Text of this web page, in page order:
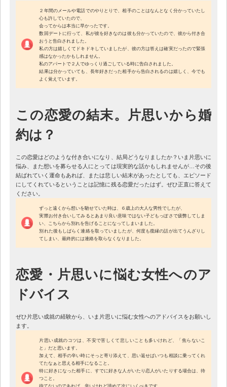
２年間のメールや電話でのやりとりで、相手のことはなんとなく分かっていたし
心も許していたので、
会ってからは本当に早かったです。
数回デートに行って、私が彼を好きなのは彼も分かっていたので、彼から付き合
おうと告白されました。
私の方は嬉しくてドキドキしていましたが、彼の方は答えは確実だったので緊張
感はなかったかもしれません。
私のアパートで２人でゆっくり過ごしている時に告白されました。
結果は分かっていても、長年好きだった相手から告白されるのは嬉しく、今でも
よく覚えています。
この恋愛の結末。片思いから婚
約は？
この恋愛はどのような付き合いになり、結局どうなりましたか？いま片思いに
悩み、また想いを募らせる人にとっては現実的な話かもしれませんが…その後
結ばれていく運命もあれば、または悲しい結末があったとしても、エピソード
にしてくれているということは記憶に残る恋愛だったはず。ぜひ正直に答えて
ください。
ずっと遠くから想いを馳せていた時は、６歳上の大人な男性でしたが、
実際お付き合いしてみるとあまり良い意味ではない子どもっぽさで疲弊してしま
い、こちらから別れを告げることになってしまいました。
別れた後もしばらく連絡を取っていましたが、何度も復縁の話が出てうんざりし
てしまい、最終的には連絡を取らなくなりました。
恋愛・片思いに悩む女性へのア
ドバイス
ぜひ片思い成就の経験から、いま片思いに悩む女性へのアドバイスをお願いし
ます。
片思い成就のコツは、不安で苦しくて悲しいことも多いけれど、「焦らないこ
と」だと思います。
加えて、相手の辛い時にそっと寄り添えて、思い返せばいつも相談に乗ってくれ
てたなぁと思える相手になること。
特に好きになった相手に、すでに好きな人がいたり恋人がいたりする場合は、待
つこと。
待てないのであれば、辛いけれど諦めて次にいくべきです。